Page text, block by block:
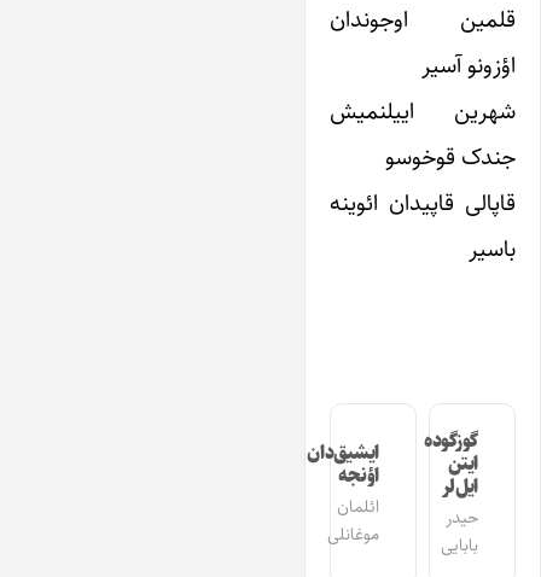
قلمین اوجوندان
اؤزونو آسیر
شهرین اییلنمیش
جندک قوخوسو
قاپالی قاپیدان ائوینه
باسیر
گوزگوده
ایتن
ایل‌لر
حیدر
بابایی
ایشیق‌دان
اؤنجه
ائلمان
موغانلی